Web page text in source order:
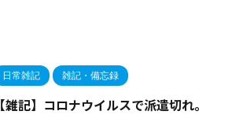
日常雑記 雑記・備忘録
【雑記】コロナウイルスで派遣切れ。